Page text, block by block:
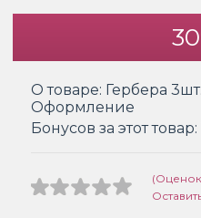
О товаре: Гербера
Оформление
Бонусов за этот товар: